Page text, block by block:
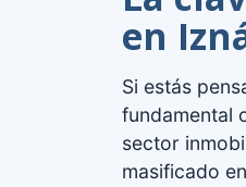
en
Si estás
fundamental
sector
masificado